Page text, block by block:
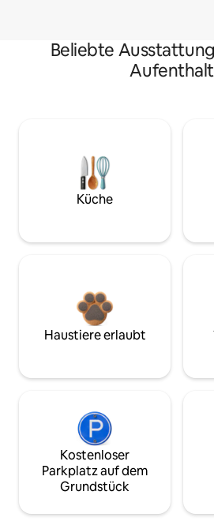
Beliebte
Küche
Haustiere erlaubt
Kostenloser
Parkplatz auf dem
Grundstück